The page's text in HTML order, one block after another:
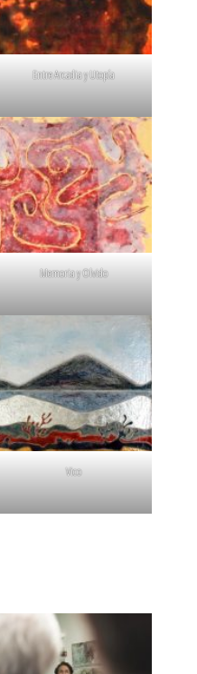
Entre Arcadia y Utopía
Memoria y Olvido
Vico